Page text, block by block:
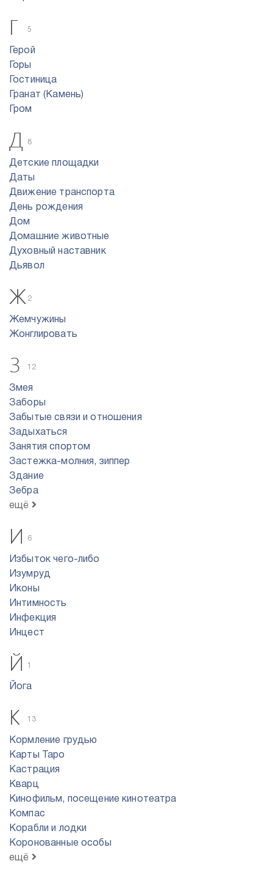
Г 5
Герой
Горы
Гостиница
Гранат (Камень)
Гром
Д 8
Детские площадки
Даты
Движение транспорта
День рождения
Дом
Домашние животные
Духовный наставник
Дьявол
Ж 2
Жемчужины
Жонглировать
З 12
Змея
Заборы
Забытые связи и отношения
Задыхаться
Занятия спортом
Застежка-молния, зиппер
Здание
Зебра
ещё
И 6
Избыток чего-либо
Изумруд
Иконы
Интимность
Инфекция
Инцест
Й 1
Йога
К 13
Кормление грудью
Карты Таро
Кастрация
Кварц
Кинофильм, посещение кинотеатра
Компас
Корабли и лодки
Коронованные особы
ещё